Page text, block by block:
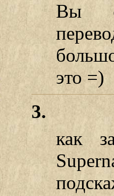
Вы
это =)
3.
как